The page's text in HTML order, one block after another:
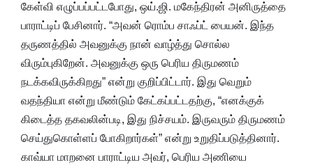
கேள்வி எழுப்பப்பட்டபோது, ஒய்.ஜி. மகேந்திரன் அனிருத்தை
பாராட்டிப் பேசினார். “அவன் ரொம்ப சாஃப்ட் பையன். இந்த
தருணத்தில் அவனுக்கு நான் வாழ்த்து சொல்ல
விரும்புகிறேன். அவனுக்கு ஒரு பெரிய திருமணம்
நடக்கவிருக்கிறது” என்று குறிப்பிட்டார். இது வெறும்
வதந்தியா என்று மீண்டும் கேட்கப்பட்டதற்கு, “எனக்குக்
கிடைத்த தகவலின்படி, இது நிச்சயம். இருவரும் திருமணம்
செய்துகொள்ளப் போகிறார்கள்” என்று உறுதிப்படுத்தினார்.
காவ்யா மாறனை பாராட்டிய அவர், பெரிய அணியை